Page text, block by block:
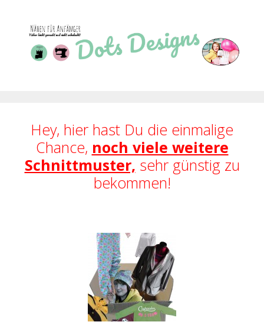
springen
Hey, hier hast Du die einmalige
Chance, noch viele weitere
Schnittmuster, sehr günstig zu
bekommen!